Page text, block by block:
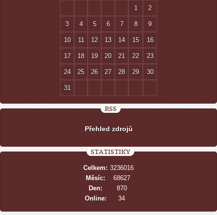
1 2
3 4 5 6 7 8 9
10 11 12 13 14 15 16
17 18 19 20 21 22 23
24 25 26 27 28 29 30
31
RSS
Přehled zdrojů
STATISTIKY
Online: 34
Celkem: 3236016
Měsíc:
68627
Den:
870